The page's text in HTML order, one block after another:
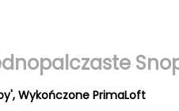
Wykończone PrimaLoft